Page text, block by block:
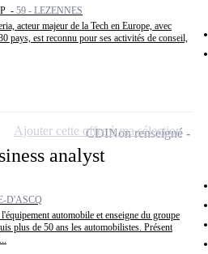
- 59 - LEZENNES
acteur majeur de la Tech en Europe, avec
pays, est reconnu pour ses activités de conseil,
analyst
D'ASCQ
automobile et enseigne du groupe
plus de 50 ans les automobilistes. Présent
CDINon renseigné
Ajouter cette offre à ma sélection